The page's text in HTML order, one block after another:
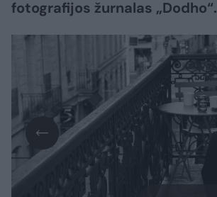
fotografijos žurnalas „Dodho“.